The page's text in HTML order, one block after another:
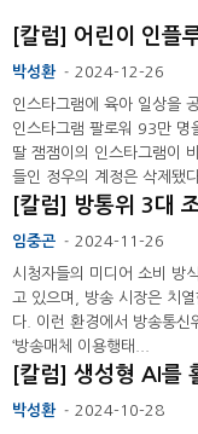
[칼럼] 어린이 인플
박성환 - 2024-12-26
인스타그램에 육아 일상을
인스타그램 팔로워 93만 명
딸 잼잼이의 인스타그램이
들인 정우의 계정은 삭제됐
[칼럼] 방통위 3대
임중곤 - 2024-11-26
시청자들의 미디어 소비 방
고 있으며, 방송 시장은 치
다. 이런 환경에서 방송통신
‘방송매체 이용행태...
박성환 - 2024-10-28